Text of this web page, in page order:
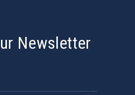
Newsletter